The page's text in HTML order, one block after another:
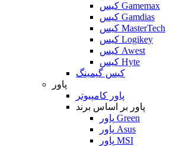
کیس Gamemax
کیس Gamdias
کیس MasterTech
کیس Logikey
کیس Awest
کیس Hyte
کیس گیمینگ
پاور
پاور کامپیوتر
پاور بر اساس برند
پاور Green
پاور Asus
پاور MSI